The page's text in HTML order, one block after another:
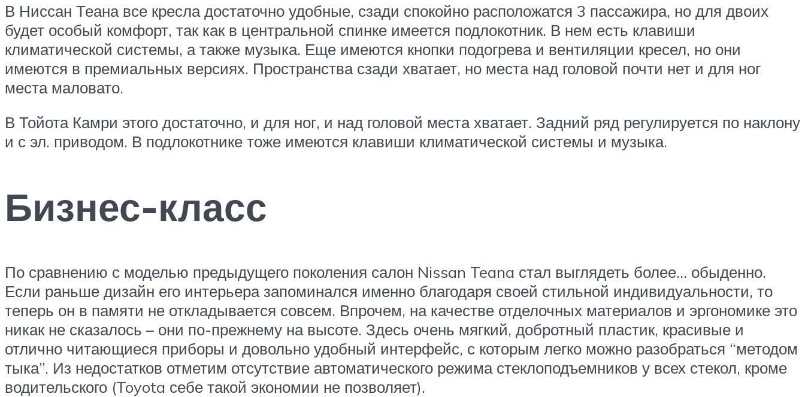
В Ниссан Теана все кресла достаточно удобные, сзади спокойно расположатся 3 пассажира, но для двоих
будет особый комфорт, так как в центральной спинке имеется подлокотник. В нем есть клавиши
климатической системы, а также музыка. Еще имеются кнопки подогрева и вентиляции кресел, но они
имеются в премиальных версиях. Пространства сзади хватает, но места над головой почти нет и для ног
места маловато.
В Тойота Камри этого достаточно, и для ног, и над головой места хватает. Задний ряд регулируется по наклону
и с эл. приводом. В подлокотнике тоже имеются клавиши климатической системы и музыка.
Бизнес-класс
По сравнению с моделью предыдущего поколения салон Nissan Teana стал выглядеть более… обыденно.
Если раньше дизайн его интерьера запоминался именно благодаря своей стильной индивидуальности, то
теперь он в памяти не откладывается совсем. Впрочем, на качестве отделочных материалов и эргономике это
никак не сказалось – они по-прежнему на высоте. Здесь очень мягкий, добротный пластик, красивые и
отлично читающиеся приборы и довольно удобный интерфейс, с которым легко можно разобраться “методом
тыка”. Из недостатков отметим отсутствие автоматического режима стеклоподъемников у всех стекол, кроме
водительского (Toyota себе такой экономии не позволяет).